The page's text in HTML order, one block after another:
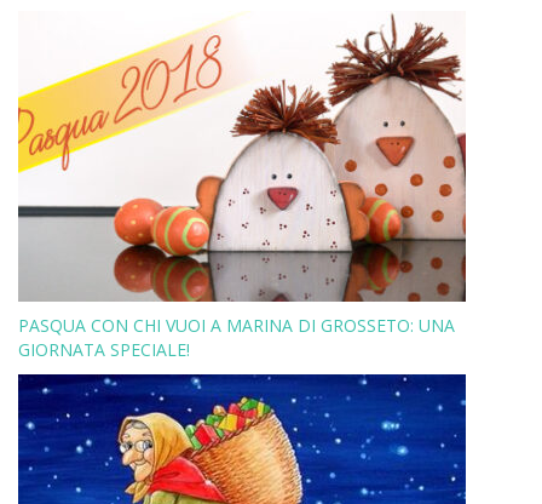
PASQUA CON CHI VUOI A MARINA DI GROSSETO: UNA
GIORNATA SPECIALE!